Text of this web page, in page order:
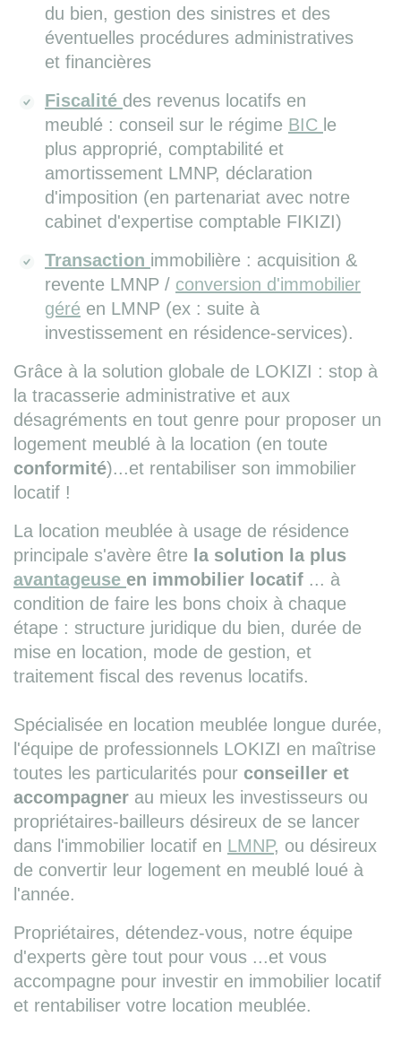
du bien, gestion des sinistres et des
éventuelles procédures administratives
et financières
Fiscalité des revenus locatifs en
meublé : conseil sur le régime BIC le
plus approprié, comptabilité et
amortissement LMNP, déclaration
d'imposition (en partenariat avec notre
cabinet d'expertise comptable FIKIZI)
Transaction immobilière : acquisition &
revente LMNP / conversion d'immobilier
géré en LMNP (ex : suite à
investissement en résidence-services).
Grâce à la solution globale de LOKIZI : stop à
la tracasserie administrative et aux
désagréments en tout genre pour proposer un
logement meublé à la location (en toute
conformité)...et rentabiliser son immobilier
locatif !
La location meublée à usage de résidence
principale s'avère être la solution la plus
avantageuse en immobilier locatif ... à
condition de faire les bons choix à chaque
étape : structure juridique du bien, durée de
mise en location, mode de gestion, et
traitement fiscal des revenus locatifs.
Spécialisée en location meublée longue durée,
l'équipe de professionnels LOKIZI en maîtrise
toutes les particularités pour conseiller et
accompagner au mieux les investisseurs ou
propriétaires-bailleurs désireux de se lancer
dans l'immobilier locatif en LMNP, ou désireux
de convertir leur logement en meublé loué à
l'année.
Propriétaires, détendez-vous, notre équipe
d'experts gère tout pour vous ...et vous
accompagne pour investir en immobilier locatif
et rentabiliser votre location meublée.